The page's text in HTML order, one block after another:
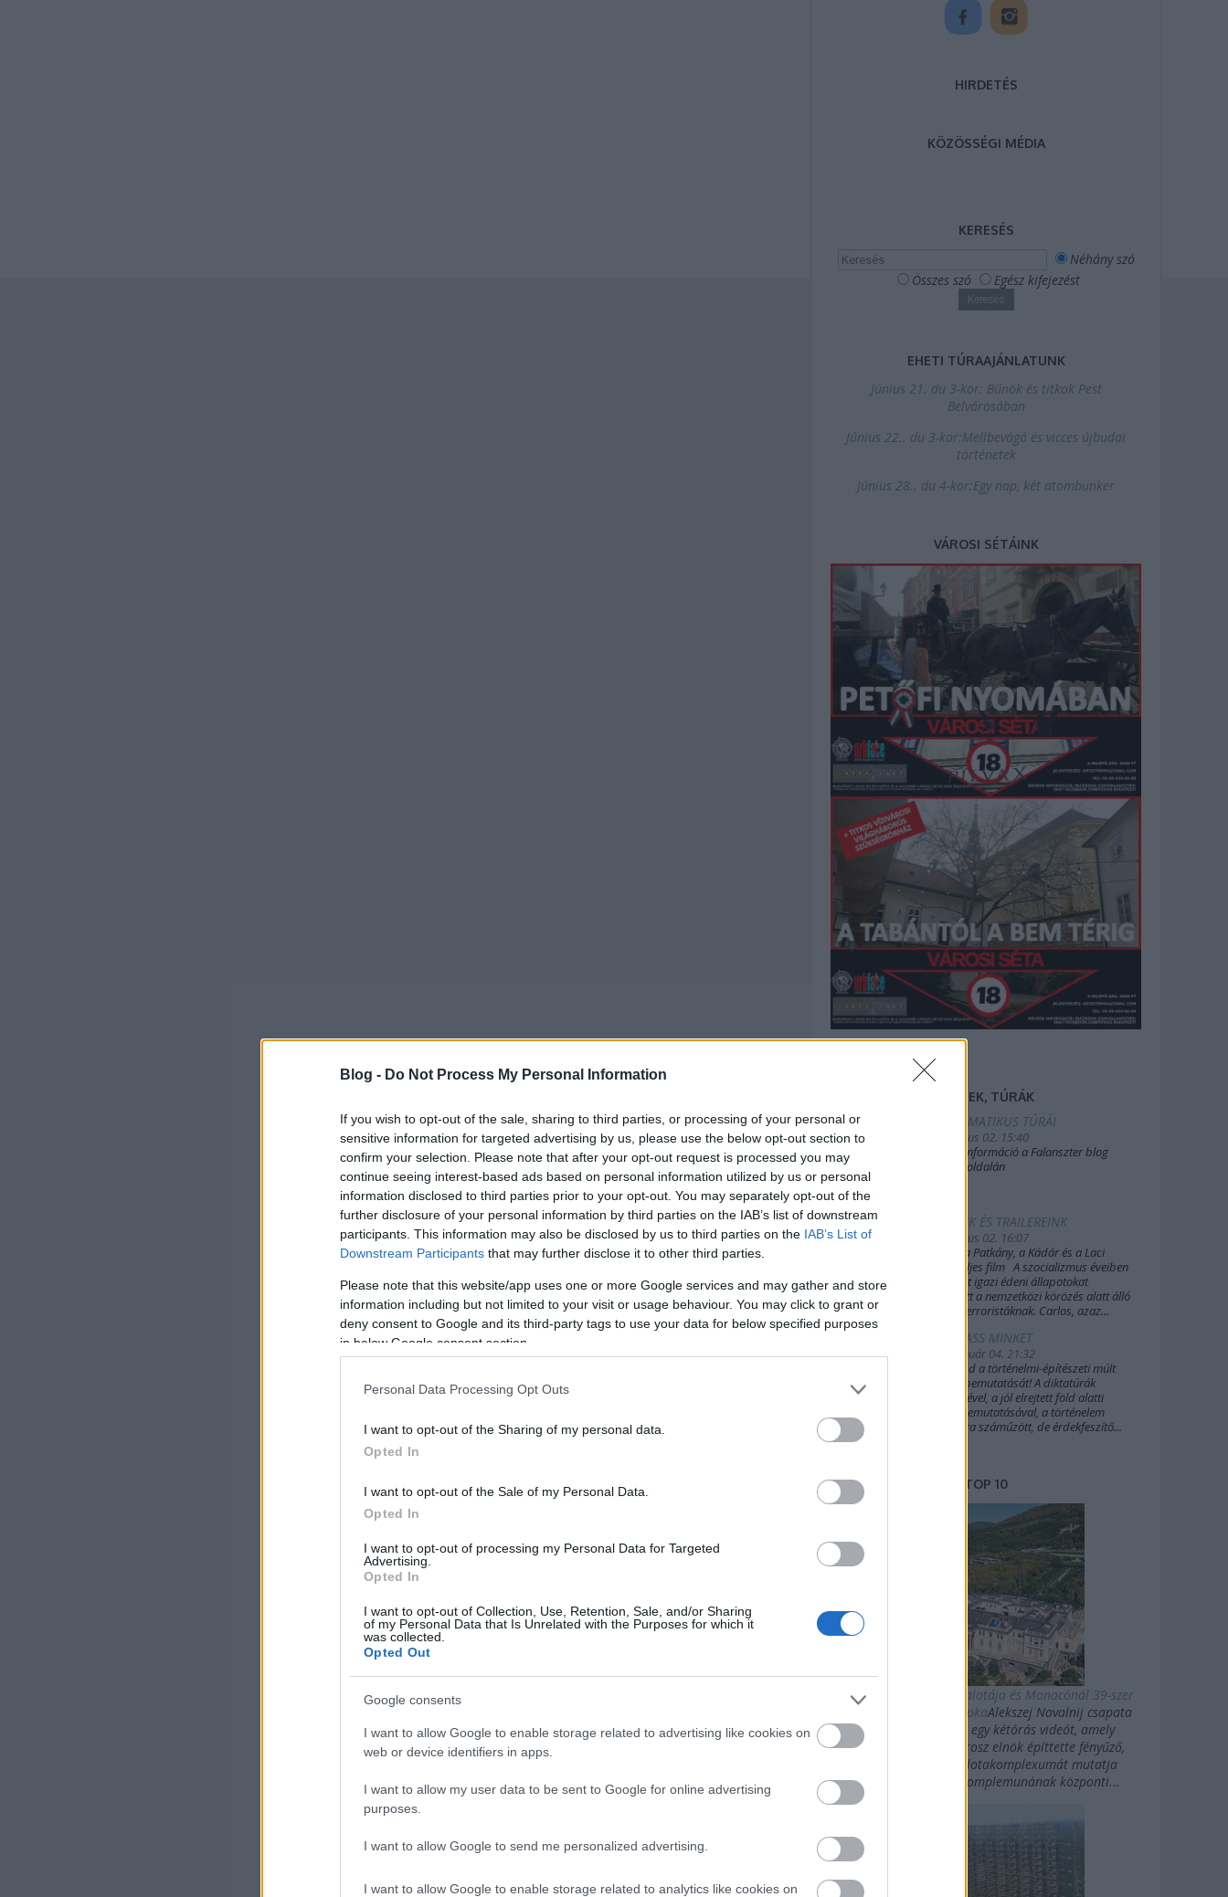
Blog - Do Not Process My Personal Information
If you wish to opt-out of the sale, sharing to third parties, or processing of your personal or
sensitive information for targeted advertising by us, please use the below opt-out section to
confirm your selection. Please note that after your opt-out request is processed you may
continue seeing interest-based ads based on personal information utilized by us or personal
information disclosed to third parties prior to your opt-out. You may separately opt-out of the
further disclosure of your personal information by third parties on the IAB’s list of downstream
participants. This information may also be disclosed by us to third parties on the IAB’s List of
Downstream Participants that may further disclose it to other third parties.
Please note that this website/app uses one or more Google services and may gather and store
information including but not limited to your visit or usage behaviour. You may click to grant or
deny consent to Google and its third-party tags to use your data for below specified purposes
in below Google consent section.
Personal Data Processing Opt Outs
I want to opt-out of the Sharing of my personal data.
Opted In
I want to opt-out of the Sale of my Personal Data.
Opted In
I want to opt-out of processing my Personal Data for Targeted
Advertising.
Opted In
I want to opt-out of Collection, Use, Retention, Sale, and/or Sharing
of my Personal Data that Is Unrelated with the Purposes for which it
was collected.
Opted Out
Google consents
I want to allow Google to enable storage related to advertising like cookies on
web or device identifiers in apps.
I want to allow my user data to be sent to Google for online advertising
purposes.
I want to allow Google to send me personalized advertising.
I want to allow Google to enable storage related to analytics like cookies on
HIRDETÉS
KÖZÖSSÉGI MÉDIA
KERESÉS
Néhány szó
Összes szó
Egész kifejezést
EHETI TÚRAAJÁNLATUNK
Június 21. du 3-kor: Bűnök és titkok Pest
Belvárosában
Június 22.. du 3-kor:Mellbevágó és vicces újbudai
történetek
Június 28.. du 4-kor:Egy nap, két atombunker
VÁROSI SÉTÁINK
FILMEK, TÚRÁK
2025.TEMATIKUS TÚRÁI
2019. július 02. 15:40
Bővebb információ a Falanszter blog
oldal FB-oldalán
FILMEINK ÉS TRAILEREINK
2019. július 02. 16:07
A Sakál, a Patkány, a Kádár és a Laci
(2022) teljes film A szocializmus éveiben
Budapest igazi édeni állapotokat
biztosított a nemzetközi körözés alatt álló
külföldi terroristáknak. Carlos, azaz...
TÁMOGASS MINKET
2020. január 04. 21:32
Támogasd a történelmi-építészeti múlt
további bemutatását! A diktatúrák
építészetével, a jól elrejtett föld alatti
világok bemutatásával, a történelem
margójára száműzött, de érdekfeszítő...
TOP 10
Putyin titkos luxuspalotája és Monacónál 39-szer
nagyobb magánbirtokaAlekszej Navalnij csapata
kedden közzétett egy kétórás videót, amely
Vlagyimir Putyin orosz elnök építtette fényűző,
Fekete-tengeri palotakomplexumát mutatja
be.Putyin palotakomplemunának központi...